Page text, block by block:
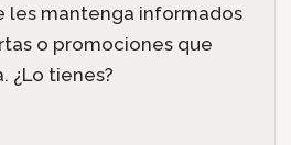
les mantenga informados
o promociones que
¿Lo tienes?